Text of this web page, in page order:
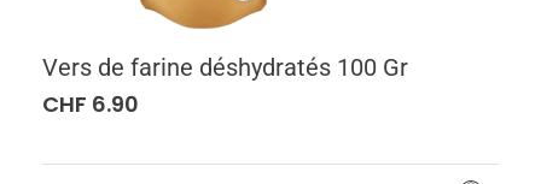
Vers de farine déshydratés 100 Gr
CHF 6.90